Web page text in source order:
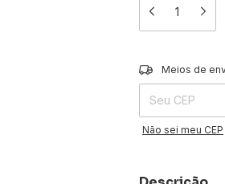
Entregas para o
Meios de
Não sei meu CEP